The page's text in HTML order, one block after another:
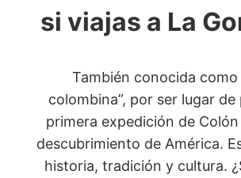
si viajas a La
También conocida como
colombina”, por ser lugar de
primera expedición de
descubrimiento de América.
historia, tradición y cultura.